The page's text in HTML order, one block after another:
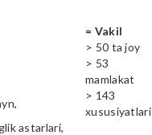
= Vakil
> 50 ta joy
> 53
mamlakat
> 143
xususiyatlari
astarlari,